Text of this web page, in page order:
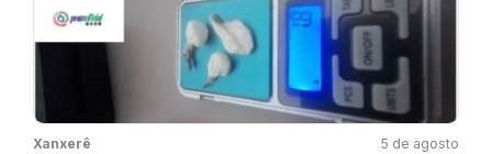
Xanxerê 5 de agosto